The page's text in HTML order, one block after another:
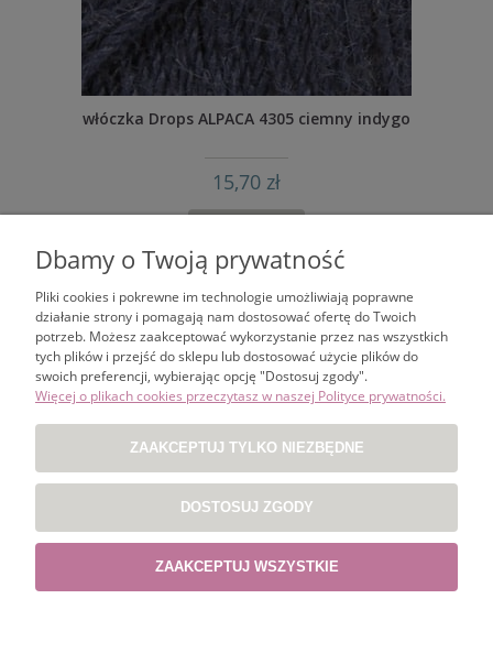
włóczka Drops ALPACA 4305 ciemny indygo
15,70 zł
« 1 2 3 4 »
ZAKUPY
POMOC
INFORMACJE
Dbamy o Twoją prywatność
Pliki cookies i pokrewne im technologie umożliwiają poprawne
działanie strony i pomagają nam dostosować ofertę do Twoich
potrzeb. Możesz zaakceptować wykorzystanie przez nas wszystkich
tych plików i przejść do sklepu lub dostosować użycie plików do
swoich preferencji, wybierając opcję "Dostosuj zgody".
Więcej o plikach cookies przeczytasz w naszej Polityce prywatności.
ZAAKCEPTUJ TYLKO NIEZBĘDNE
DOSTOSUJ ZGODY
ZAAKCEPTUJ WSZYSTKIE